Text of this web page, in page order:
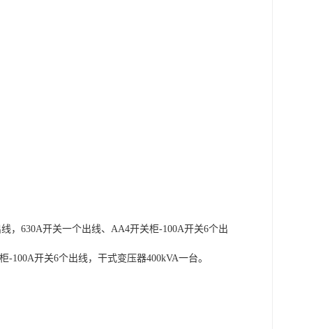
，630A开关一个出线、AA4开关柜-100A开关6个出
100A开关6个出线，干式变压器400kVA一台。